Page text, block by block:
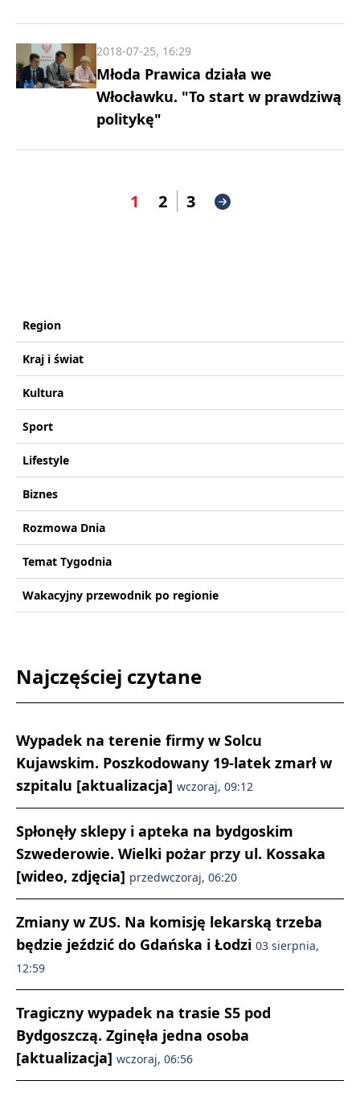
Młoda Prawica działa we
Włocławku. "To start w prawdziwą
politykę"
2018-07-25, 16:29
1 2 3
Region
Kraj i świat
Kultura
Sport
Lifestyle
Biznes
Rozmowa Dnia
Temat Tygodnia
Wakacyjny przewodnik po regionie
Najczęściej czytane
Wypadek na terenie firmy w Solcu
Kujawskim. Poszkodowany 19-latek zmarł w
szpitalu [aktualizacja] wczoraj, 09:12
Spłonęły sklepy i apteka na bydgoskim
Szwederowie. Wielki pożar przy ul. Kossaka
[wideo, zdjęcia] przedwczoraj, 06:20
Zmiany w ZUS. Na komisję lekarską trzeba
będzie jeździć do Gdańska i Łodzi 03 sierpnia,
12:59
Tragiczny wypadek na trasie S5 pod
Bydgoszczą. Zginęła jedna osoba
[aktualizacja] wczoraj, 06:56